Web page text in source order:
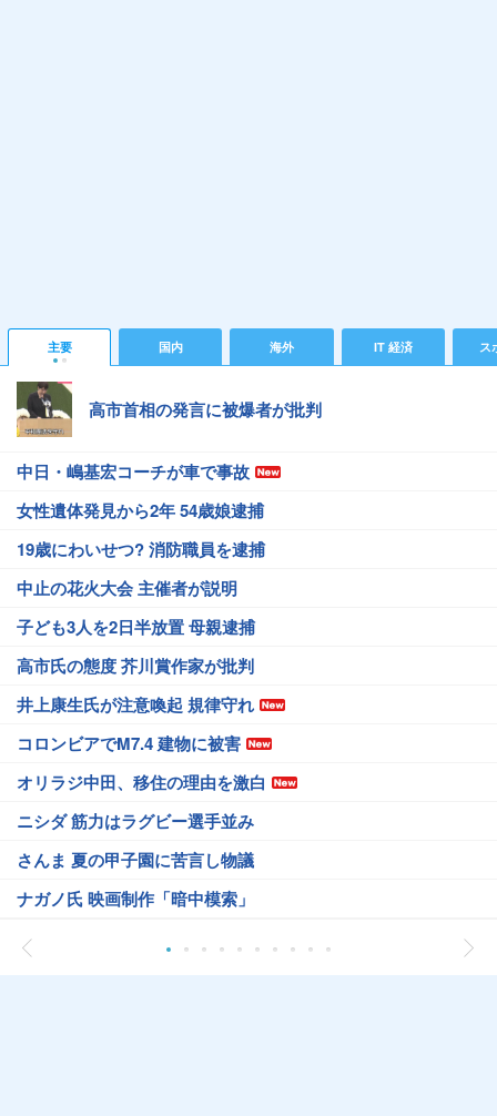
主要 国内 海外 IT 経済 ス
高市首相の発言に被爆者が批判
中日・嶋基宏コーチが車で事故
女性遺体発見から2年 54歳娘逮捕
19歳にわいせつ? 消防職員を逮捕
中止の花火大会 主催者が説明
子ども3人を2日半放置 母親逮捕
高市氏の態度 芥川賞作家が批判
井上康生氏が注意喚起 規律守れ
コロンビアでM7.4 建物に被害
オリラジ中田、移住の理由を激白
ニシダ 筋力はラグビー選手並み
さんま 夏の甲子園に苦言し物議
ナガノ氏 映画制作「暗中模索」